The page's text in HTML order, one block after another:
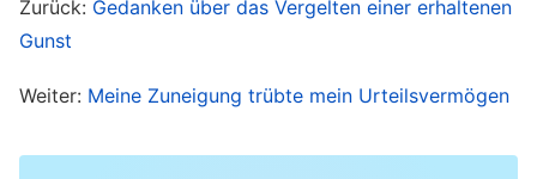
und eigenwillig. Einmal musste die Gemeinde
Evangeliumweiterzugeben, doch die anderen
Zurück: Gedanken über das Vergelten einer erhaltenen
Gunst
Weiter: Meine Zuneigung trübte mein Urteilsvermögen